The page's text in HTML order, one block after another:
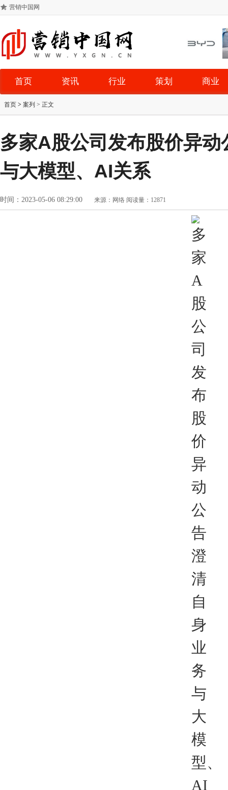
营销中国网
首页 资讯 行业 策划 商业
首页 > 案列 > 正文
多家A股公司发布股价异
与大模型、AI关系
时间：2023-05-06 08:29:00 来源：网络 阅读量：12871